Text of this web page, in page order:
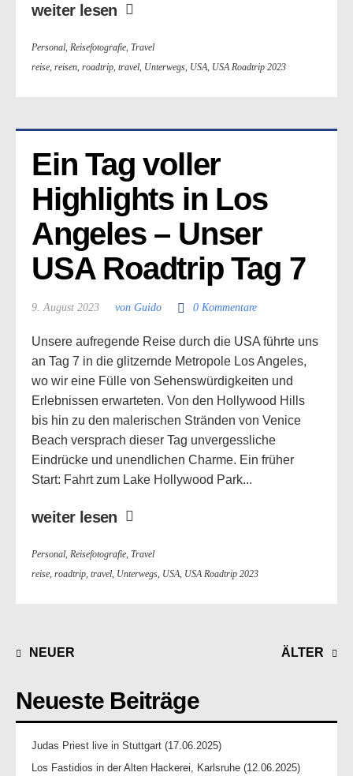
weiter lesen
Personal, Reisefotografie, Travel
reise, reisen, roadtrip, travel, Unterwegs, USA, USA Roadtrip 2023
Ein Tag voller
Highlights in Los
Angeles – Unser
USA Roadtrip Tag 7
9. August 2023 von Guido 0 Kommentare
Unsere aufregende Reise durch die USA führte uns
an Tag 7 in die glitzernde Metropole Los Angeles,
wo wir eine Fülle von Sehenswürdigkeiten und
Erlebnissen erwarteten. Von den Hollywood Hills
bis hin zu den malerischen Stränden von Venice
Beach versprach dieser Tag unvergessliche
Eindrücke und unendlichen Charme. Ein früher
Start: Fahrt zum Lake Hollywood Park...
weiter lesen
Personal, Reisefotografie, Travel
reise, roadtrip, travel, Unterwegs, USA, USA Roadtrip 2023
NEUER ÄLTER
Neueste Beiträge
Judas Priest live in Stuttgart (17.06.2025)
Los Fastidios in der Alten Hackerei, Karlsruhe (12.06.2025)